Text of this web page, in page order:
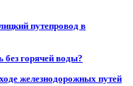
путепровод в
горячей воды?
железнодорожных путей